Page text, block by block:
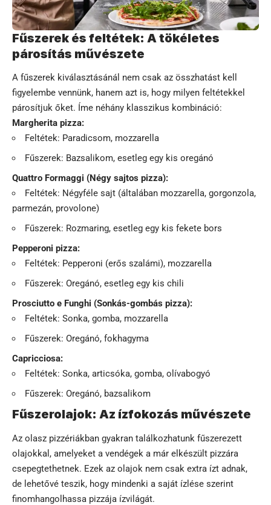
Fűszerek és feltétek: A tökéletes
párosítás művészete
A fűszerek kiválasztásánál nem csak az összhatást kell
figyelembe vennünk, hanem azt is, hogy milyen feltétekkel
párosítjuk őket. Íme néhány klasszikus kombináció:
Margherita pizza:
Feltétek: Paradicsom, mozzarella
Fűszerek: Bazsalikom, esetleg egy kis oregánó
Quattro Formaggi (Négy sajtos pizza):
Feltétek: Négyféle sajt (általában mozzarella, gorgonzola,
parmezán, provolone)
Fűszerek: Rozmaring, esetleg egy kis fekete bors
Pepperoni pizza:
Feltétek: Pepperoni (erős szalámi), mozzarella
Fűszerek: Oregánó, esetleg egy kis chili
Prosciutto e Funghi (Sonkás-gombás pizza):
Feltétek: Sonka, gomba, mozzarella
Fűszerek: Oregánó, fokhagyma
Capricciosa:
Feltétek: Sonka, articsóka, gomba, olívabogyó
Fűszerek: Oregánó, bazsalikom
Fűszerolajok: Az ízfokozás művészete
Az olasz pizzériákban gyakran találkozhatunk fűszerezett
olajokkal, amelyeket a vendégek a már elkészült pizzára
csepegtethetnek. Ezek az olajok nem csak extra ízt adnak,
de lehetővé teszik, hogy mindenki a saját ízlése szerint
finomhangolhassa pizzája ízvilágát.